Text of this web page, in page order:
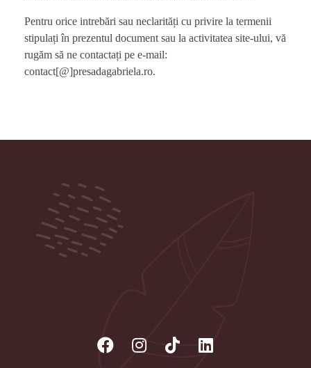
Pentru orice intrebări sau neclarități cu privire la termenii
stipulați în prezentul document sau la activitatea site-ului, vă
rugăm să ne contactați pe e-mail:
contact[@]presadagabriela.ro.
Psiholog Gabriela Presadă - Cabinet
individual de Psihologie și Psihoterapie